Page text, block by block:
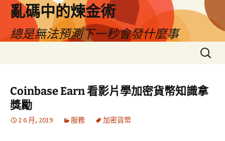
亂碼中的煉金術
總是無法預測下一秒會發什麼事
搜
尋
鍵
字:
Coinbase Earn 看影片學加密貨幣知識拿
獎勵
2 6 月, 2019 服務 加密貨幣